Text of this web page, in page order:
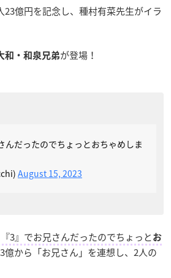
23億円を記念し、種村有菜先生がイラ
和・和泉兄弟が登場！
んだったのでちょっとおちゃめしま
August 15, 2023
『3』でお兄さんだったのでちょっと お
億から「お兄さん」を連想し、2人の